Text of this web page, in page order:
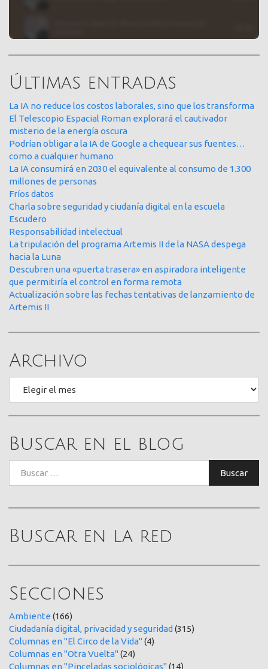
Últimas entradas
La IA no reduce los costos laborales, sino que los transforma
El Telescopio Espacial Roman explorará el cautivador
misterio de la energía oscura
Podrían obligar a la IA de Google a chequear sus fuentes…
como a cualquier humano
La IA consumirá en 2030 el equivalente al consumo de 1.300
millones de personas
Fríos datos
Charla sobre seguridad y ciudanía digital en la escuela
Escudero
Responsabilidad intelectual
La tripulación del programa Artemis II de la NASA despega
hacia la Luna
Descubren una «puerta trasera» en aspiradora inteligente
que permitiría el control en forma remota
Actualización sobre las fechas tentativas de lanzamiento de
Artemis II
Archivo
Buscar en el blog
Buscar
Buscar en la red
Secciones
Ambiente (166)
Ciudadanía digital, privacidad y seguridad (315)
Columnas en "El Circo de la Vida"(4)
Columnas en "Otra Vuelta"(24)
Columnas en "Pinceladas sociológicas"(14)